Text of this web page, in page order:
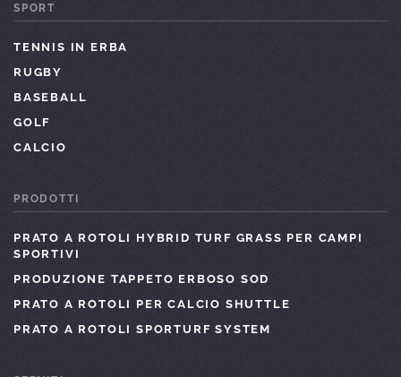
SPORT
TENNIS IN ERBA
RUGBY
BASEBALL
GOLF
CALCIO
PRODOTTI
PRATO A ROTOLI HYBRID TURF GRASS PER CAMPI
SPORTIVI
PRODUZIONE TAPPETO ERBOSO SOD
PRATO A ROTOLI PER CALCIO SHUTTLE
PRATO A ROTOLI SPORTURF SYSTEM